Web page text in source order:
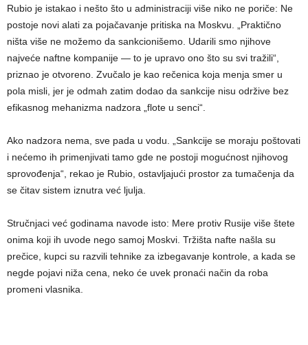
Rubio je istakao i nešto što u administraciji više niko ne poriče: Ne
postoje novi alati za pojačavanje pritiska na Moskvu. „Praktično
ništa više ne možemo da sankcionišemo. Udarili smo njihove
najveće naftne kompanije — to je upravo ono što su svi tražili“,
priznao je otvoreno. Zvučalo je kao rečenica koja menja smer u
pola misli, jer je odmah zatim dodao da sankcije nisu održive bez
efikasnog mehanizma nadzora „flote u senci“.
Ako nadzora nema, sve pada u vodu. „Sankcije se moraju poštovati
i nećemo ih primenjivati tamo gde ne postoji mogućnost njihovog
sprovođenja“, rekao je Rubio, ostavljajući prostor za tumačenja da
se čitav sistem iznutra već ljulja.
Stručnjaci već godinama navode isto: Mere protiv Rusije više štete
onima koji ih uvode nego samoj Moskvi. Tržišta nafte našla su
prečice, kupci su razvili tehnike za izbegavanje kontrole, a kada se
negde pojavi niža cena, neko će uvek pronaći način da roba
promeni vlasnika.